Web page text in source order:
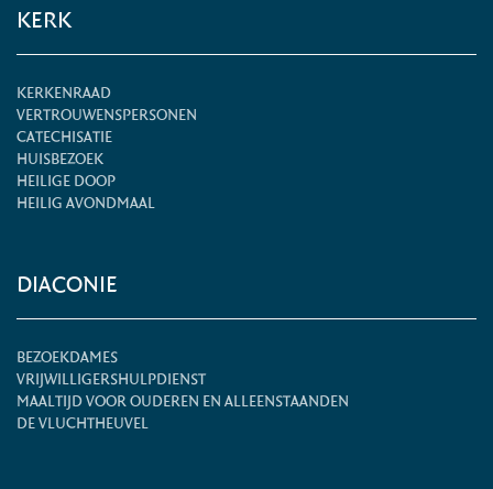
KERK
KERKENRAAD
VERTROUWENSPERSONEN
CATECHISATIE
HUISBEZOEK
HEILIGE DOOP
HEILIG AVONDMAAL
DIACONIE
BEZOEKDAMES
VRIJWILLIGERSHULPDIENST
MAALTIJD VOOR OUDEREN EN ALLEENSTAANDEN
DE VLUCHTHEUVEL